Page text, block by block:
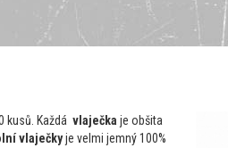
kusů. Každá vlaječka je obšita
vlaječkyje velmi jemný 100%